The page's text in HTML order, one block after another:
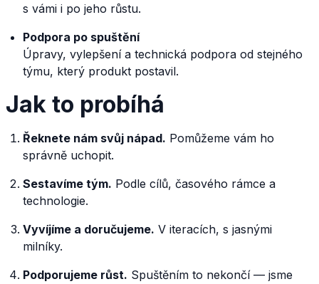
s vámi i po jeho růstu.
Podpora po spuštění
Úpravy, vylepšení a technická podpora od stejného
týmu, který produkt postavil.
Jak to probíhá
Řeknete nám svůj nápad. Pomůžeme vám ho
správně uchopit.
Sestavíme tým. Podle cílů, časového rámce a
technologie.
Vyvíjíme a doručujeme. V iteracích, s jasnými
milníky.
Podporujeme růst. Spuštěním to nekončí — jsme